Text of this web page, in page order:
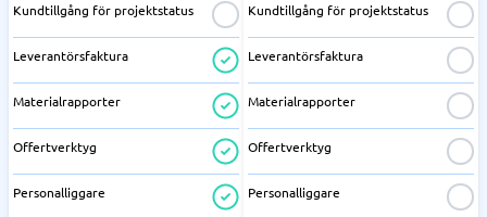
Kundtillgång för projektstatus
Leverantörsfaktura
Materialrapporter
Offertverktyg
Personalliggare
Kundtillgång för projektstatus
Leverantörsfaktura
Materialrapporter
Offertverktyg
Personalliggare